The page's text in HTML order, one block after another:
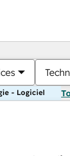
- Logiciel